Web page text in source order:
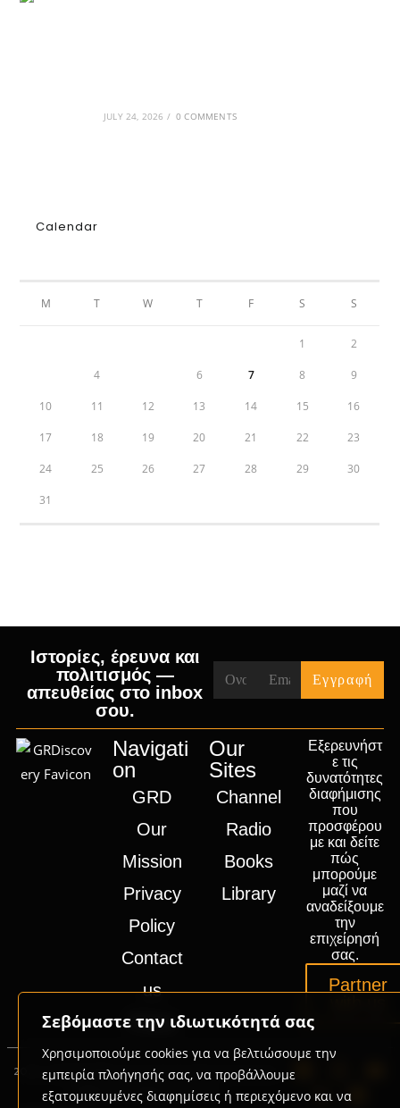
Σεβόμαστε την ιδιωτικότητά σας
Χρησιμοποιούμε cookies για να βελτιώσουμε την
εμπειρία πλοήγησής σας, να προβάλλουμε
εξατομικευμένες διαφημίσεις ή περιεχόμενο και να
JULY 24, 2026 / 0 COMMENTS
Calendar
M T W T F S S
1 2
4 6 7 8 9
10 11 12 13 14 15 16
17 18 19 20 21 22 23
24 25 26 27 28 29 30
31
Ιστορίες, έρευνα και
πολιτισμός —
απευθείας στο inbox
σου.
Navigati
on
GRD
Our
Mission
Privacy
Policy
Contact
us
Press
Our
Sites
Channel
Radio
Books
Library
Εξερευνήστ
ε τις
δυνατότητες
διαφήμισης
που
προσφέρου
με και δείτε
πώς
μπορούμε
μαζί να
αναδείξουμε
την
επιχείρησή
σας.
Partner
2020-2026 © GRD Group | Powered byPromotech
Digital Marketing Lab Greece